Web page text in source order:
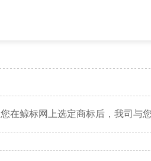
您在鲸标网上选定商标后，我司与